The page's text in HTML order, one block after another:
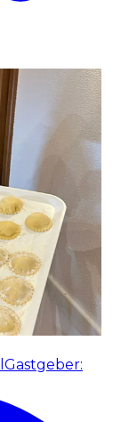
Gastgeber: